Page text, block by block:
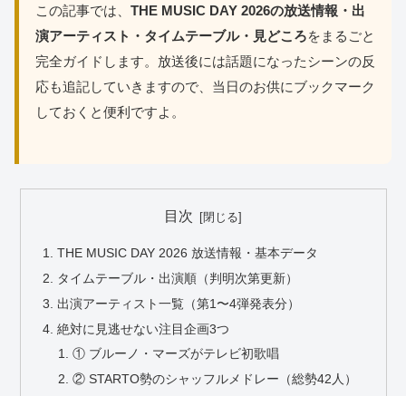
この記事では、 THE MUSIC DAY 2026の放送情報・出
演アーティスト・タイムテーブル・見どころをまるごと
完全ガイドします。放送後には話題になったシーンの反
応も追記していきますので、当日のお供にブックマーク
しておくと便利ですよ。
目次
THE MUSIC DAY 2026 放送情報・基本データ
タイムテーブル・出演順（判明次第更新）
出演アーティスト一覧（第1〜4弾発表分）
絶対に見逃せない注目企画3つ
① ブルーノ・マーズがテレビ初歌唱
② STARTO勢のシャッフルメドレー（総勢42人）